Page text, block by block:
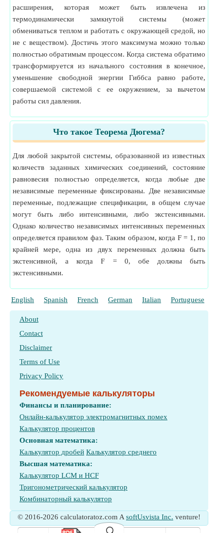
расширения, которая может быть извлечена из
термодинамически замкнутой системы (может
обмениваться теплом и работать с окружающей средой, но
не с веществом). Достичь этого максимума можно только
полностью обратимым процессом. Когда система обратимо
трансформируется из начального состояния в конечное,
уменьшение свободной энергии Гиббса равно работе,
совершаемой системой с ее окружением, за вычетом
работы сил давления.
Что такое Теорема Дюгема?
Для любой закрытой системы, образованной из известных
количеств заданных химических соединений, состояние
равновесия полностью определяется, когда любые две
независимые переменные фиксированы. Две независимые
переменные, подлежащие спецификации, в общем случае
могут быть либо интенсивными, либо экстенсивными.
Однако количество независимых интенсивных переменных
определяется правилом фаз. Таким образом, когда F = 1, по
крайней мере, одна из двух переменных должна быть
экстенсивной, а когда F = 0, обе должны быть
экстенсивными.
English Spanish French German Italian Portuguese
About
Contact
Disclaimer
Terms of Use
Privacy Policy
Рекомендуемые калькуляторы
Финансы и планирование:
Онлайн-калькулятор электромагнитных помех
Калькулятор процентов
Основная математика:
Калькулятор дробей Калькулятор среднего
Высшая математика:
Калькулятор LCM и HCF
Тригонометрический калькулятор
Комбинаторный калькулятор
© 2016-2026 calculatoratoz.com A softUsvista Inc. venture!